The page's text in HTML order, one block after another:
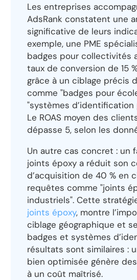
Les entreprises
AdsRank constatent une
significative de leurs
exemple, une PME
badges pour collectivités
taux de conversion de 15
grâce à un ciblage précis
comme "badges pour
"systèmes d’identification
Le ROAS moyen des
dépasse 5, selon les
Un autre cas concret : un
joints époxy a réduit son
d’acquisition de 40 % en
requêtes comme "joints
industriels". Cette
joints époxy, montre
ciblage géographique et
badges et systèmes
résultats sont similaires :
bien optimisée génère
à un coût maîtrisé.